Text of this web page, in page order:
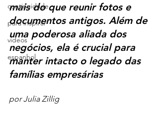
continuidade
para inspirar
videos
espanhol
mais do que reunir fotos e
documentos antigos. Além de
uma poderosa aliada dos
negócios, ela é crucial para
manter intacto o legado das
famílias empresárias
por Julia Zillig